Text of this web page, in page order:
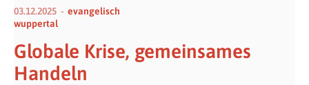
03.12.2025
evangelisch
wuppertal
Globale Krise, gemeinsames
Handeln